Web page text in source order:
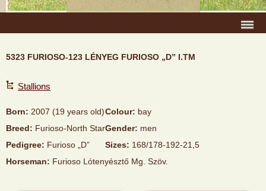
5323 FURIOSO-123 LÉNYEG FURIOSO „D” I.TM
Stallions
Born: 2007 (19 years old)Colour: bay
Breed: Furioso-North StarGender: men
Pedigree: Furioso „D” Sizes: 168/178-192-21,5
Horseman: Furioso Lótenyésztő Mg. Szöv.